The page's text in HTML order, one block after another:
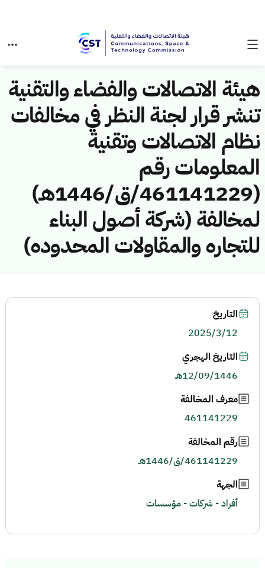
هيئة الاتصالات والفضاء والتقنية
تنشر قرار لجنة النظر في مخالفات
نظام الاتصالات وتقنية
المعلومات رقم
(461141229/ق/1446هـ)
لمخالفة (شركة أصول البناء
للتجاره والمقاولات المحدوده)
التاريخ
2025/3/12
التاريخ الهجري
12/09/1446هـ
معرف المخالفة
461141229
رقم المخالفة
461141229/ق/1446هـ
الجهة
أفراد - شركات - مؤسسات